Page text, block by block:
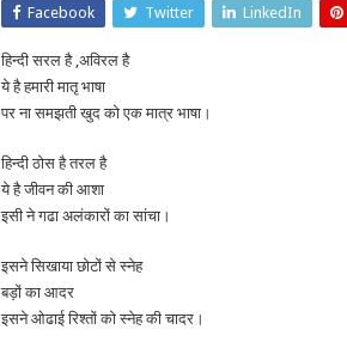
Facebook Twitter LinkedIn
हिन्दी सरल है ,अविरल है
ये है हमारी मातृ भाषा
पर ना समझती खुद को एक मात्र भाषा।
हिन्दी ठोस है तरल है
ये है जीवन की आशा
इसी ने गढा अलंकारों का सांचा।
इसने सिखाया छोटों से स्नेह
बड़ों का आदर
इसने ओढाई रिश्तों को स्नेह की चादर।